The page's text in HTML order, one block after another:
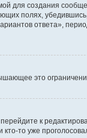
для создания
полях,
ответа»,
это
к
то уже